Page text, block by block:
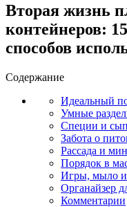
Вторая жизнь
контейнеров:
способов
Содержание
Идеальный
Умные
Специи и
Забота о
Рассада и
Порядок в
Игры, мыло и
Органайзер
Комментарии